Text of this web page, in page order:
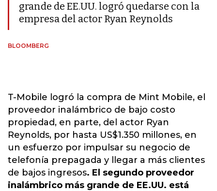
grande de EE.UU. logró quedarse con la
empresa del actor Ryan Reynolds
BLOOMBERG
T-Mobile logró la compra de Mint Mobile, el
proveedor inalámbrico de bajo costo
propiedad, en parte, del actor Ryan
Reynolds, por hasta US$1.350 millones, en
un esfuerzo por impulsar su negocio de
telefonía prepagada y llegar a más clientes
de bajos ingresos. El segundo proveedor
inalámbrico más grande de EE.UU. está